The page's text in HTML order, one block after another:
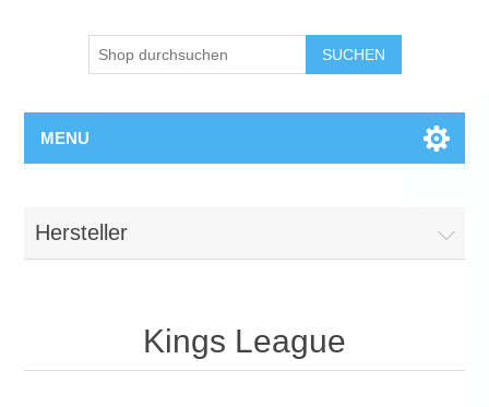
SUCHEN
MENU
Hersteller
Kings League